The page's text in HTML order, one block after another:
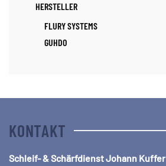
HERSTELLER
FLURY SYSTEMS
GUHDO
KONTAKT
Schleif- & Schärfdienst Johann Kuffer